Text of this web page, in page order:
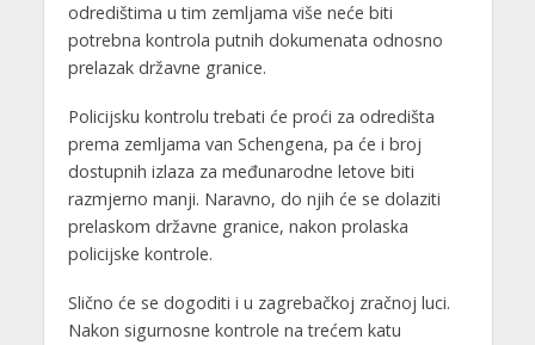
odredištima u tim zemljama više neće biti
potrebna kontrola putnih dokumenata odnosno
prelazak državne granice.
Policijsku kontrolu trebati će proći za odredišta
prema zemljama van Schengena, pa će i broj
dostupnih izlaza za međunarodne letove biti
razmjerno manji. Naravno, do njih će se dolaziti
prelaskom državne granice, nakon prolaska
policijske kontrole.
Slično će se dogoditi i u zagrebačkoj zračnoj luci.
Nakon sigurnosne kontrole na trećem katu